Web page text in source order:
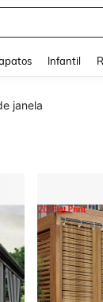
Infantil
janela